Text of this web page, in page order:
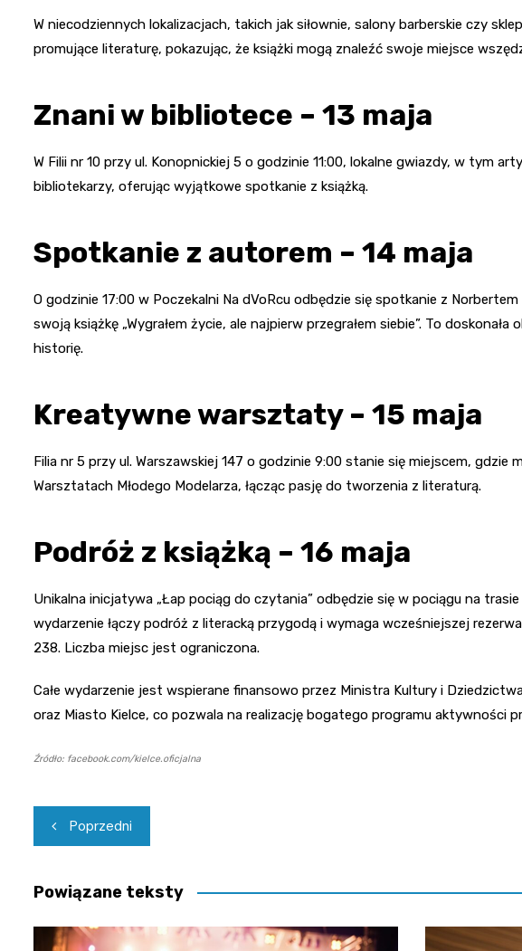
W niecodziennych lokalizacjach, takich jak siłownie, salony barberskie czy
promujące literaturę, pokazując, że książki mogą znaleźć swoje miejsce
Znani w bibliotece – 13 maja
W Filii nr 10 przy ul. Konopnickiej 5 o godzinie 11:00, lokalne gwiazdy, w tym
bibliotekarzy, oferując wyjątkowe spotkanie z książką.
Spotkanie z autorem – 14 maja
O godzinie 17:00 w Poczekalni Na dVoRcu odbędzie się spotkanie z
swoją książkę „Wygrałem życie, ale najpierw przegrałem siebie”. To
historię.
Kreatywne warsztaty – 15 maja
Filia nr 5 przy ul. Warszawskiej 147 o godzinie 9:00 stanie się miejscem, gdzie
Warsztatach Młodego Modelarza, łącząc pasję do tworzenia z literaturą.
Podróż z książką – 16 maja
Unikalna inicjatywa „Łap pociąg do czytania” odbędzie się w pociągu na
wydarzenie łączy podróż z literacką przygodą i wymaga wcześniejszej
238. Liczba miejsc jest ograniczona.
Całe wydarzenie jest wspierane finansowo przez Ministra Kultury i
oraz Miasto Kielce, co pozwala na realizację bogatego programu aktywności
Źródło: facebook.com/kielce.oficjalna
Nawigacja
wpisu
Poprzedni
Powiązane teksty